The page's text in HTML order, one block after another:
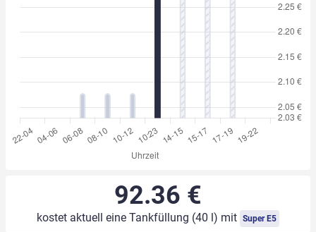
92.36 €
kostet aktuell eine Tankfüllung (40 l) mit Super E5